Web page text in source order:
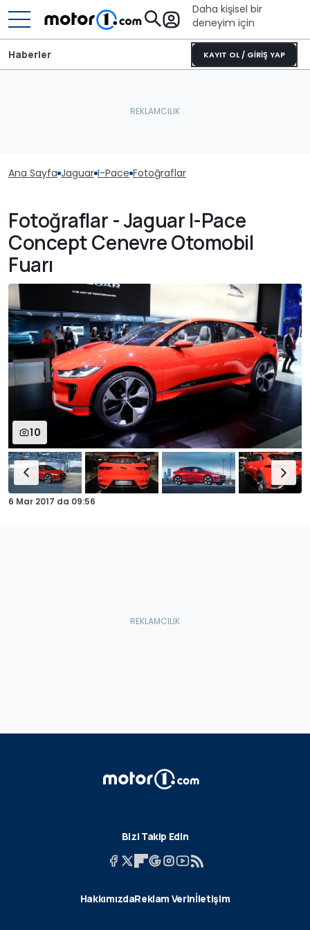
Daha kişisel bir
deneyim için
KAYIT OL / GİRİŞ YAP
Haberler
Ana Sayfa Jaguar I-Pace Fotoğraflar
Fotoğraflar - Jaguar I-Pace
Concept Cenevre Otomobil
Fuarı
10
6 Mar 2017 da 09:56
Bizi Takip Edin
HakkımızdaReklam Verinİletişim